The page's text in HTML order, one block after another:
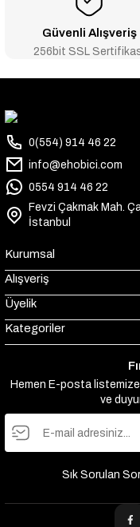
Güvenli Alışveriş
256bit SSL
0(554) 914 46 22
info@ehobici.com
0554 914 46 22
Fevzi Çakmak Mah.
İstanbul
Kurumsal
Alışveriş
Üyelik
Kategoriler
Hemen E-posta listemize
ve
Sık Sorulan